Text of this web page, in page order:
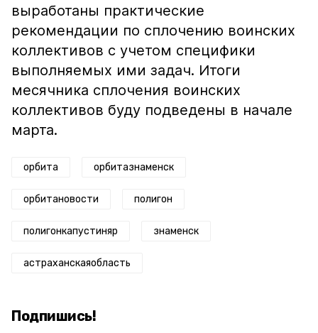
выработаны практические
рекомендации по сплочению воинских
коллективов с учетом специфики
выполняемых ими задач. Итоги
месячника сплочения воинских
коллективов буду подведены в начале
марта.
орбита орбитазнаменск
орбитановости полигон
полигонкапустиняр знаменск
астраханскаяобласть
Подпишись!